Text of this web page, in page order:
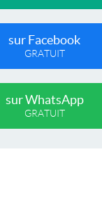
sur Facebook
GRATUIT
sur WhatsApp
GRATUIT